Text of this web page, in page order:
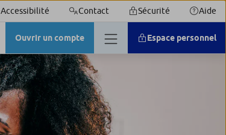
Accessibilité Contact Sécurité Aide
Ouvrir un compte Espace personnel